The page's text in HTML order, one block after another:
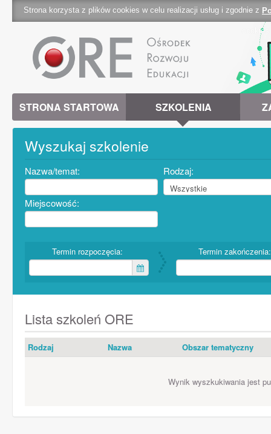
Strona korzysta z plików cookies w celu realizacji usług i zgodnie z
STRONA STARTOWA SZKOLENIA
Wyszukaj szkolenie
Nazwa/temat: Rodzaj:
Miejscowość:
Termin rozpoczęcia: Termin zakończenia:
Lista szkoleń ORE
Rodzaj Nazwa Obszar tematyczny
Wynik wyszkukiwania jest